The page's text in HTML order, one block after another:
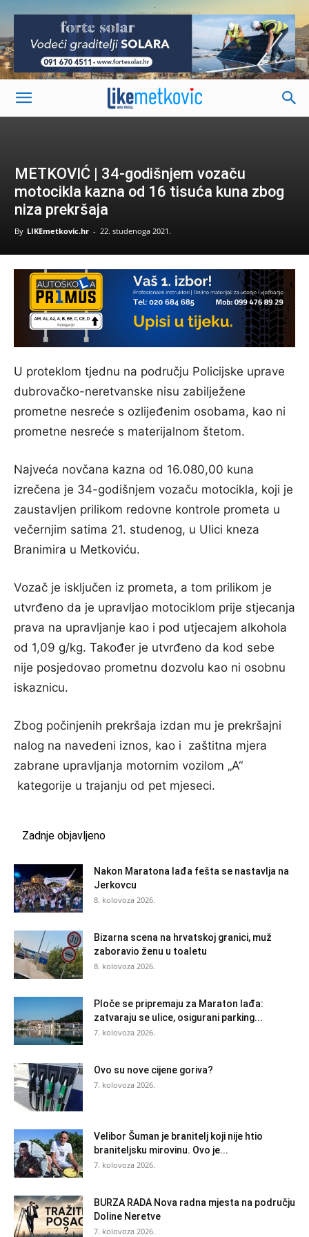
-
METKOVIĆ | 34-godišnjem vozaču
motocikla kazna od 16 tisuća kuna zbog
niza prekršaja
By LIKEmetkovic.hr - 22. studenoga 2021.
U proteklom tjednu na području Policijske uprave
dubrovačko-neretvanske nisu zabilježene
prometne nesreće s ozlijeđenim osobama, kao ni
prometne nesreće s materijalnom štetom.
Najveća novčana kazna od 16.080,00 kuna
izrečena je 34-godišnjem vozaču motocikla, koji je
zaustavljen prilikom redovne kontrole prometa u
večernjim satima 21. studenog, u Ulici kneza
Branimira u Metkoviću.
Vozač je isključen iz prometa, a tom prilikom je
utvrđeno da je upravljao motociklom prije stjecanja
prava na upravljanje kao i pod utjecajem alkohola
od 1,09 g/kg. Također je utvrđeno da kod sebe
nije posjedovao prometnu dozvolu kao ni osobnu
iskaznicu.
Zbog počinjenih prekršaja izdan mu je prekršajni
nalog na navedeni iznos, kao i zaštitna mjera
zabrane upravljanja motornim vozilom „A“
kategorije u trajanju od pet mjeseci.
Zadnje objavljeno
Nakon Maratona lađa fešta se nastavlja na
Jerkovcu
8. kolovoza 2026.
Bizarna scena na hrvatskoj granici, muž
zaboravio ženu u toaletu
8. kolovoza 2026.
Ploče se pripremaju za Maraton lađa:
zatvaraju se ulice, osigurani parking...
7. kolovoza 2026.
Ovo su nove cijene goriva?
7. kolovoza 2026.
Velibor Šuman je branitelj koji nije htio
braniteljsku mirovinu. Ovo je...
7. kolovoza 2026.
BURZA RADA Nova radna mjesta na području
Doline Neretve
7. kolovoza 2026.